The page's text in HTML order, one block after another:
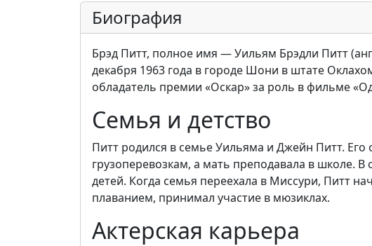
Биография
Брэд Питт, полное имя — Уильям Брэдли Питт
декабря 1963 года в городе Шони в штате
обладатель премии «Оскар» за роль в фильме
Семья и детство
Питт родился в семье Уильяма и Джейн Питт. Его
грузоперевозкам, а мать преподавала в школе.
детей. Когда семья переехала в Миссури, Питт
плаванием, принимал участие в мюзиклах.
Актерская карьера